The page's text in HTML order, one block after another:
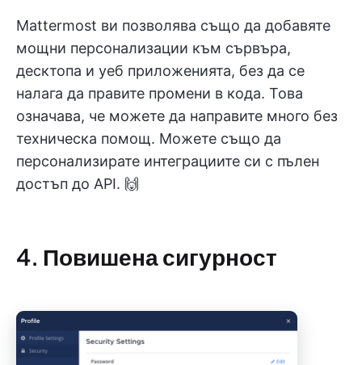
Mattermost ви позволява също да добавяте
мощни персонализации към сървъра,
десктопа и уеб приложенията, без да се
налага да правите промени в кода. Това
означава, че можете да направите много без
техническа помощ. Можете също да
персонализирате интеграциите си с пълен
достъп до API. 🙌
4. Повишена сигурност